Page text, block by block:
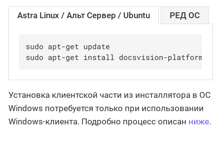
Astra Linux / Альт Сервер / Ubuntu РЕД ОС
sudo apt-get update
sudo apt-get install docsvision-platform
Установка клиентской части из инсталлятора в ОС
Windows потребуется только при использовании
Windows-клиента. Подробно процесс описан ниже.